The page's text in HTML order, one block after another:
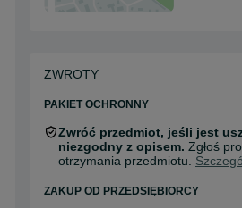
ZWROTY
PAKIET OCHRONNY
Zwróć przedmiot, jeśli jest
niezgodny z opisem. Zgłoś
otrzymania przedmiotu.
ZAKUP OD PRZEDSIĘBIORCY